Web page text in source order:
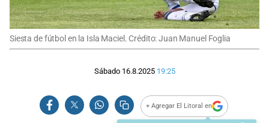
Siesta de fútbol en la Isla Maciel. Crédito: Juan Manuel Foglia
Sábado 16.8.2025 19:25
+ Agregar El Litoral en